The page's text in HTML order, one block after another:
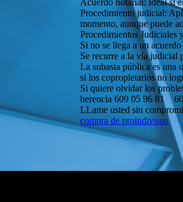
Acuerdo notarial: Ideal si
Procedimiento judicial:
momento, aunque puede
Procedimientos Judiciales
Si no se llega a un
Se recurre a la vía judicial
La subasta pública es una
si los copropietarios no
Si quiere olvidar los
herencia 609 05 96 81
LLame usted sin
compra de proindivisos